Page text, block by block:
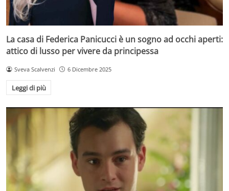
La casa di Federica Panicucci è un sogno ad occhi aperti:
attico di lusso per vivere da principessa
Sveva Scalvenzi 6 Dicembre 2025
Leggi di più